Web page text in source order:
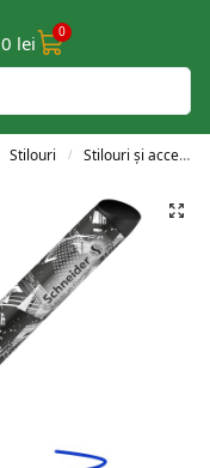
lei 0
Stilouri / Stilouri și accesorii